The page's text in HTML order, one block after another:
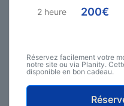
2 heure 200€
Réservez facilement votre
notre site ou via Planity.
disponible en bon cadeau.